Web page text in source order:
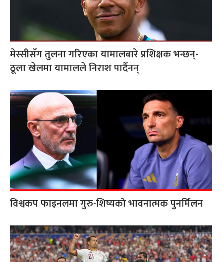
मेस्सीसँग तुलना गरिएका यामालबारे प्रशिक्षक भन्छन्-
ठूला खेलमा यामालले निराश पार्दैनन्
विश्वकप फाइनलमा गुरु-शिष्यको भावनात्मक पुनर्मिलन